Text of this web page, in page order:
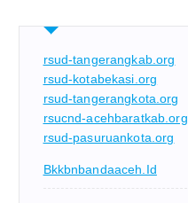
rsud-tangerangkab.org
rsud-kotabekasi.org
rsud-tangerangkota.org
rsucnd-acehbaratkab.org
rsud-pasuruankota.org
Bkkbnbandaaceh.id